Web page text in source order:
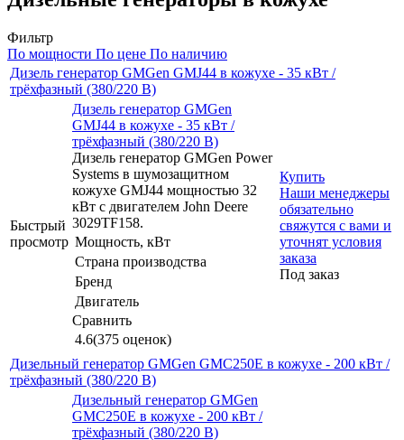
Фильтр
По мощности По цене По наличию
Дизель генератор GMGen GMJ44 в кожухе - 35 кВт /
трёхфазный (380/220 В)
Быстрый
просмотр
Дизель генератор GMGen
GMJ44 в кожухе - 35 кВт /
трёхфазный (380/220 В)
Дизель генератор GMGen Power
Systems в шумозащитном
кожухе GMJ44 мощностью 32
кВт с двигателем John Deere
3029TF158.
Мощность, кВт
Страна производства
Бренд
Двигатель
Сравнить
4.6(375 оценок)
Купить
Наши менеджеры
обязательно
свяжутся с вами и
уточнят условия
заказа
Под заказ
Дизельный генератор GMGen GMC250E в кожухе - 200 кВт /
трёхфазный (380/220 В)
Дизельный генератор GMGen
GMC250E в кожухе - 200 кВт /
трёхфазный (380/220 В)